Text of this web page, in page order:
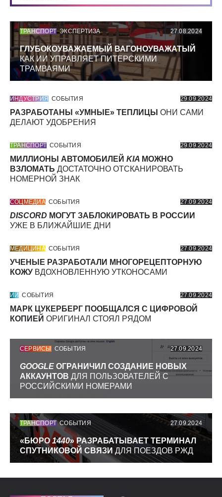
ТРАНСПОРТ ЭКСПЕРТИЗА 27.08.2024
ГЛУБОКОУВАЖАЕМЫЙ ВАГОНОУВАЖАТЫЙ
КАК ИИ УПРАВЛЯЕТ ПИТЕРСКИМИ
ТРАМВАЯМИ
ИНДУСТРИЯ СОБЫТИЯ 29.09.2024
РАЗРАБОТАНЫ «УМНЫЕ» ТЕПЛИЦЫ ОНИ САМИ
ДЕЛАЮТ УДОБРЕНИЯ
ТРАНСПОРТ СОБЫТИЯ 29.09.2024
МИЛЛИОНЫ АВТОМОБИЛЕЙ KIA МОЖНО
ВЗЛОМАТЬ ДОСТАТОЧНО ОТСКАНИРОВАТЬ
НОМЕРНОЙ ЗНАК
СОЦМЕДИА СОБЫТИЯ 27.09.2024
DISCORD МОГУТ ЗАБЛОКИРОВАТЬ В РОССИИ
УЖЕ В БЛИЖАЙШИЕ ДНИ
МЕДИЦИНА СОБЫТИЯ 27.09.2024
УЧЕНЫЕ РАЗРАБОТАЛИ МНОГОРЕЦЕПТОРНУЮ
КОЖУ ВДОХНОВЛЕННУЮ УТКОНОСАМИ
ИИ СОБЫТИЯ 27.09.2024
МАРК ЦУКЕРБЕРГ ПООБЩАЛСЯ С ЦИФРОВОЙ
КОПИЕЙ ОРИГИНАЛ СТОЯЛ РЯДОМ
СЕРВИСЫ СОБЫТИЯ 27.09.2024
GOOGLE ОГРАНИЧИЛ СОЗДАНИЕ НОВЫХ
АККАУНТОВ ДЛЯ ПОЛЬЗОВАТЕЛЕЙ С
РОССИЙСКИМИ НОМЕРАМИ
ТРАНСПОРТ СОБЫТИЯ 27.09.2024
«БЮРО1440» РАЗРАБАТЫВАЕТ ТЕРМИНАЛ
СПУТНИКОВОЙ СВЯЗИ ДЛЯ ПОЕЗДОВ РЖД